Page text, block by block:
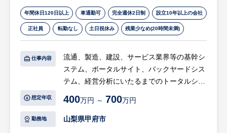
・U・Iターン支援（引越費用最大20万円支
給）や高速通勤手当、家族手当など生活面の
○ ワークライフバランスを保てる環境
・転勤なし、土日祝休み（年間休日120
日）、平均残業15時間と、無理なく長期的に
○ 意見が言いやすくフォローの手厚い社風
・中途入社者からは「上司部下関係なく意見
が出しやすい」「悩み事など親身になって会
ています。
年間休日120日以上 車通勤可 完全週休2日制 設立10年以上の会社
正社員 転勤なし 土日祝休み 残業少なめ(20時間未満)
仕事内容
流通、製造、建設、サービス業界等の基幹シ
ステム、ポータルサイト、バックヤードシス
テム、経営分析にいたるまでのトータルシス
ム提案・設計・開発をお任せします。
顧客（流通業が主要顧客）・取引先・チーム
想定年収 400万円 ～ 700万円
勤務地 山梨県甲府市